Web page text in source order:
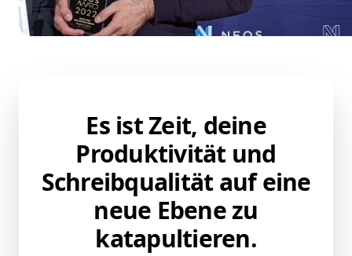
Es ist Zeit, deine
Produktivität und
Schreibqualität auf eine
neue Ebene zu
katapultieren.